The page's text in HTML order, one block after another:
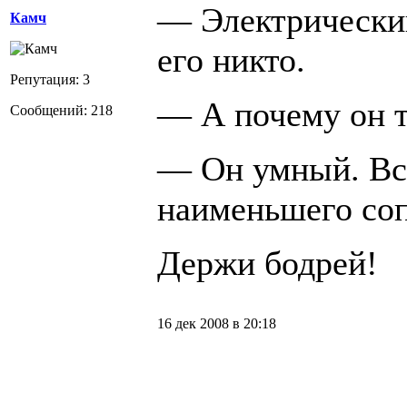
Камч
Репутация: 3
Сообщений: 218
—
его никто.
— А почему он
— Он умный.
наименьшего
Держи бодрей!
16 дек 2008 в 20:18